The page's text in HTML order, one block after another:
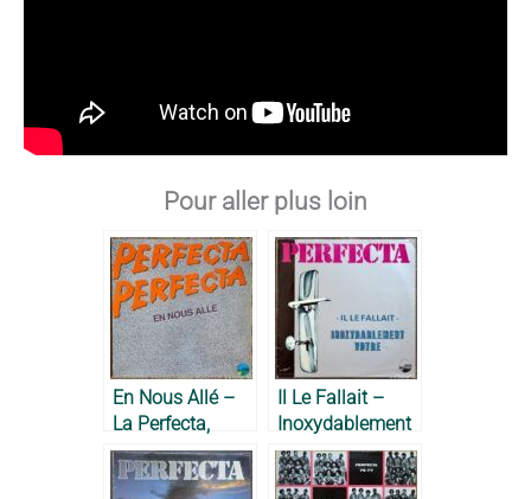
Pour aller plus loin
En Nous Allé –
La Perfecta,
1981
Il Le Fallait –
Inoxydablement
Votre – La
Perfecta, 1979